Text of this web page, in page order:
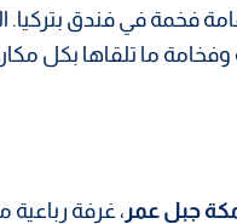
فخمة في فندق
وفخامة ما تلقاها بكل
جبل عمر ، غرفة